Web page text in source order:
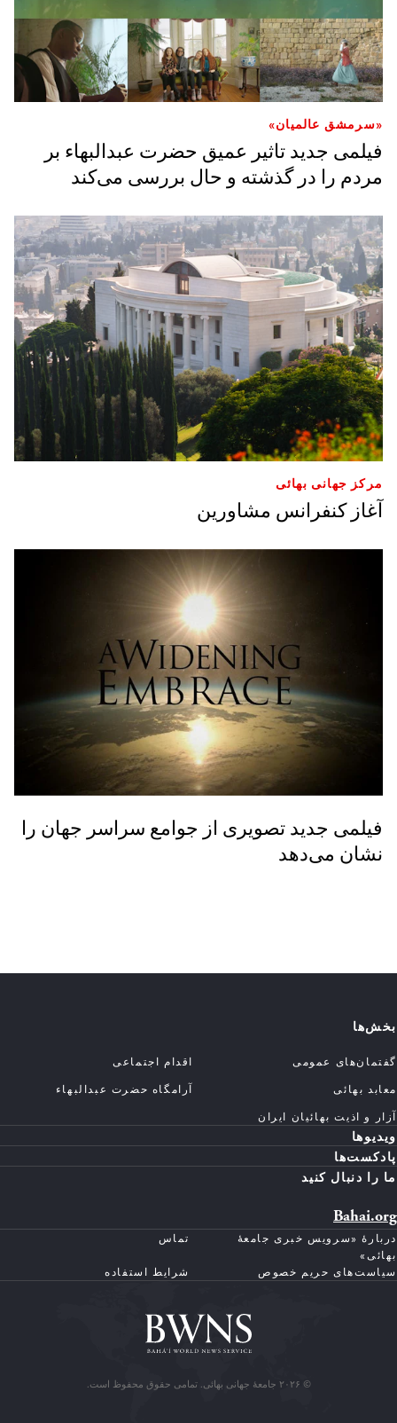
«سرمشق عالمیان»
فیلمی جدید تاثیر عمیق حضرت عبدالبهاء بر
مردم را در گذشته و حال بررسی می‌‌کند
مرکز جهانی بهائی
آغاز کنفرانس مشاورین
فیلمی جدید تصویری از جوامع سراسر جهان را
نشان می‌دهد
بخش‌ها
گفتمان‌های عمومی
اقدام اجتماعی
معابد بهائی
آرامگاه حضرت عبدالبهاء
آزار و اذیت بهائیان ایران
ویدیوها
پادکست‌ها
ما را دنبال کنید
Bahai.org
دربارهٔ «سرویس خبری جامعهٔ
بهائی»
تماس
سیاست‌های حریم خصوص شرایط استفاده
© ۲۰۲۶ جامعهٔ جهانی بهائی. تمامی حقوق محفوظ است.